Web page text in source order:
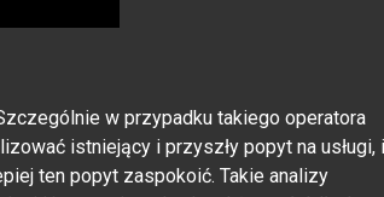
w przypadku takiego operatora
istniejący i przyszły popyt na usługi, i
ten popyt zaspokoić. Takie analizy